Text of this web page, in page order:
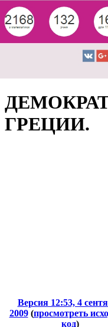
ГРЕЦИИ.
Версия 12:53, 4
2009(просмотреть
код)